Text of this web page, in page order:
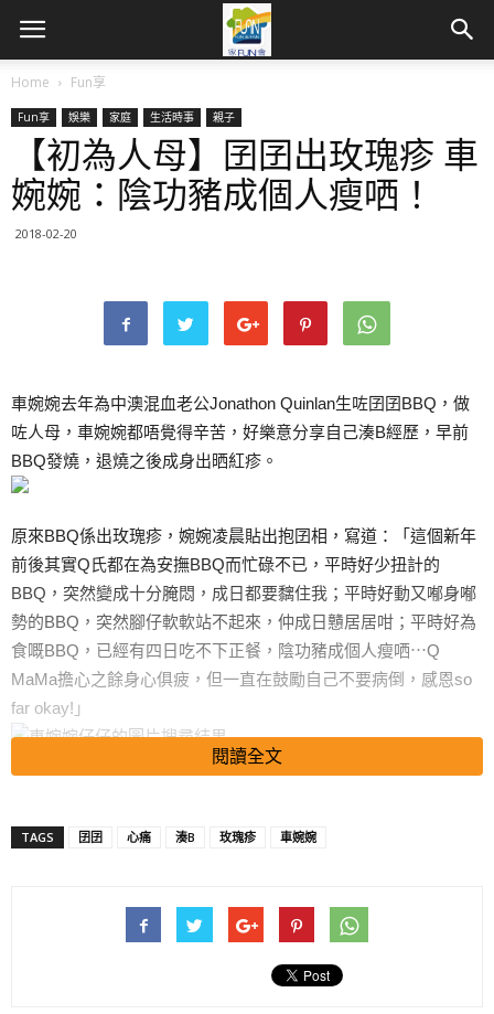
Home Fun享
Fun享 娛樂 家庭 生活時事 親子
【初為人母】囝囝出玫瑰疹 車
婉婉：陰功豬成個人瘦哂！
2018-02-20
車婉婉去年為中澳混血老公Jonathon Quinlan生咗囝囝BBQ，做
咗人母，車婉婉都唔覺得辛苦，好樂意分享自己湊B經歷，早前
BBQ發燒，退燒之後成身出晒紅疹。
原來BBQ係出玫瑰疹，婉婉凌晨貼出抱囝相，寫道：「這個新年
前後其實Q氏都在為安撫BBQ而忙碌不已，平時好少扭計的
BBQ，突然變成十分腌悶，成日都要黐住我；平時好動又喐身喐
勢的BBQ，突然腳仔軟軟站不起來，仲成日戇居居咁；平時好為
食嘅BBQ，已經有四日吃不下正餐，陰功豬成個人瘦哂⋯Q
MaMa擔心之餘身心俱疲，但一直在鼓勵自己不要病倒，感恩so
far okay!」
觀察完BBQ後，婉婉話原來出玫瑰疹係會高燒大概3日，再出疹
可以食正餐，婉婉即刻放心又開心，不過婉婉覺得第一件事係幫
BBQ增肥，要囝囝食番多啲補返先得。
閱讀全文
TAGS 囝囝 心痛 湊B 玫瑰疹 車婉婉